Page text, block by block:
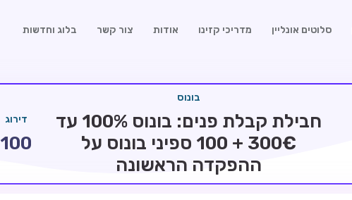
סלוטים אונליין מדריכי קזינו אודות צור קשר בלוג וחדשות
בונוס
חבילת קבלת פנים: בונוס 100% עד
300€ + 100 ספיני בונוס על
ההפקדה הראשונה
דירוג
100